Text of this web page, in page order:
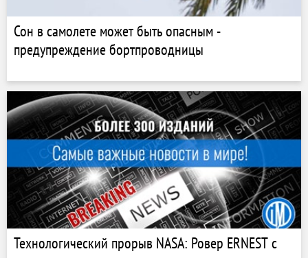
Сон в самолете может быть опасным -
предупреждение бортпроводницы
Технологический прорыв NASA: Ровер ERNEST с